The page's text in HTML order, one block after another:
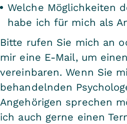
Welche Möglichkeiten
habe ich für mich als
Bitte rufen Sie mich an
mir eine E-Mail, um
vereinbaren. Wenn Sie
behandelnden
Angehörigen sprechen
ich auch gerne einen